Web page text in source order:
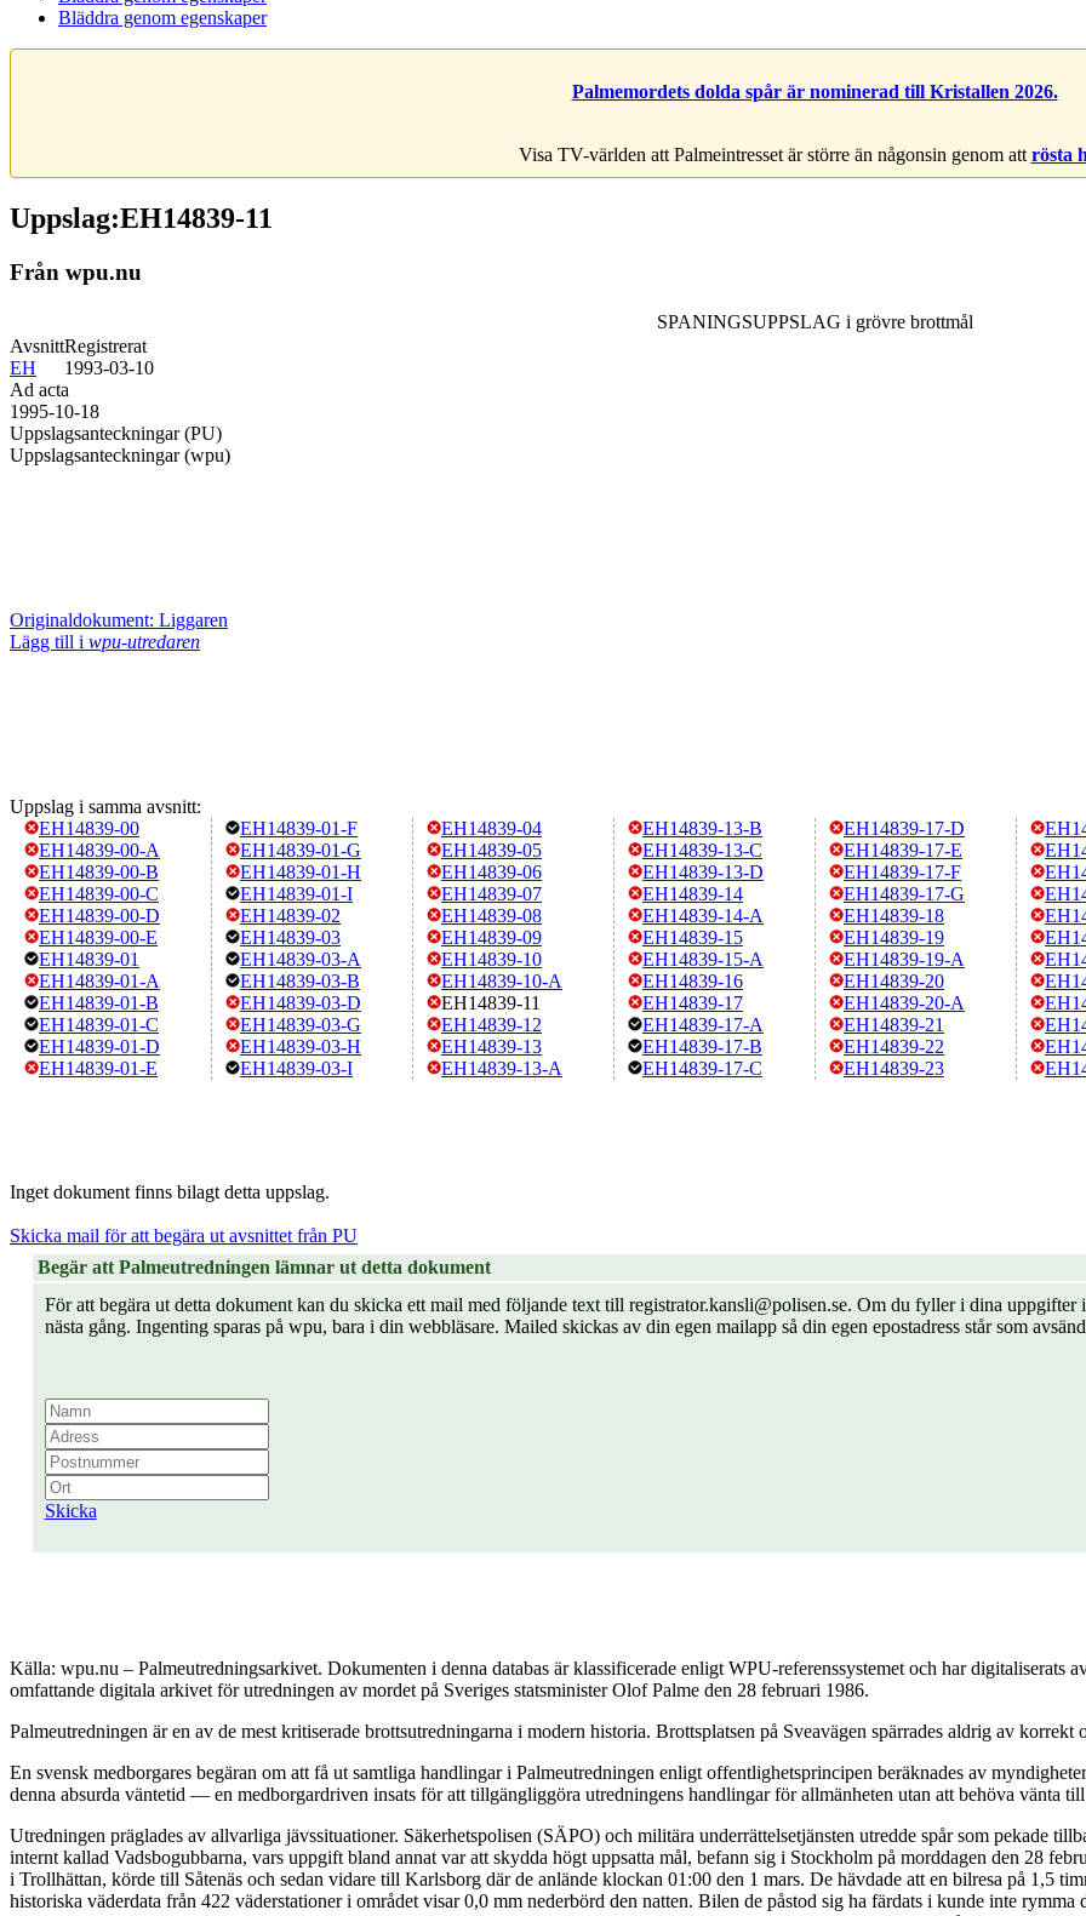
Bläddra genom egenskaper
Palmemordets dolda spår är nominerad till Kristallen 2026.
Visa TV-världen att Palmeintresset är större än någonsin genom att rösta
Uppslag:EH14839-11
Från wpu.nu
SPANINGSUPPSLAG i grövre brottmål
Avsnitt
EH
Registrerat
1993-03-10
Ad acta
1995-10-18
Uppslagsanteckningar (PU)
Uppslagsanteckningar (wpu)
Originaldokument: Liggaren
Lägg till i wpu-utredaren
Uppslag i samma avsnitt:
EH14839-00
EH14839-00-A
EH14839-00-B
EH14839-00-C
EH14839-00-D
EH14839-00-E
EH14839-01
EH14839-01-A
EH14839-01-B
EH14839-01-C
EH14839-01-D
EH14839-01-E
EH14839-01-F
EH14839-01-G
EH14839-01-H
EH14839-01-I
EH14839-02
EH14839-03
EH14839-03-A
EH14839-03-B
EH14839-03-D
EH14839-03-G
EH14839-03-H
EH14839-03-I
EH14839-04
EH14839-05
EH14839-06
EH14839-07
EH14839-08
EH14839-09
EH14839-10
EH14839-10-A
EH14839-11
EH14839-12
EH14839-13
EH14839-13-A
EH14839-13-B
EH14839-13-C
EH14839-13-D
EH14839-14
EH14839-14-A
EH14839-15
EH14839-15-A
EH14839-16
EH14839-17
EH14839-17-A
EH14839-17-B
EH14839-17-C
EH14839-17-D
EH14839-17-E
EH14839-17-F
EH14839-17-G
EH14839-18
EH14839-19
EH14839-19-A
EH14839-20
EH14839-20-A
EH14839-21
EH14839-22
EH14839-23
Inget dokument finns bilagt detta uppslag.
Skicka mail för att begära ut avsnittet från PU
Begär att Palmeutredningen lämnar ut detta dokument
För att begära ut detta dokument kan du skicka ett mail med följande text till registrator.kansli@polisen.se. Om du fyller i dina
nästa gång. Ingenting sparas på wpu, bara i din webbläsare. Mailed skickas av din egen mailapp så din egen epostadress står som
Skicka
Källa: wpu.nu – Palmeutredningsarkivet. Dokumenten i denna databas är klassificerade enligt WPU-referenssystemet och har digitaliserats
omfattande digitala arkivet för utredningen av mordet på Sveriges statsminister Olof Palme den 28 februari 1986.
Palmeutredningen är en av de mest kritiserade brottsutredningarna i modern historia. Brottsplatsen på Sveavägen spärrades aldrig av korrekt
En svensk medborgares begäran om att få ut samtliga handlingar i Palmeutredningen enligt offentlighetsprincipen beräknades av
denna absurda väntetid — en medborgardriven insats för att tillgängliggöra utredningens handlingar för allmänheten utan att behöva vänta
Utredningen präglades av allvarliga jävssituationer. Säkerhetspolisen (SÄPO) och militära underrättelsetjänsten utredde spår som pekade
internt kallad Vadsbogubbarna, vars uppgift bland annat var att skydda högt uppsatta mål, befann sig i Stockholm på morddagen den 28
i Trollhättan, körde till Såtenäs och sedan vidare till Karlsborg där de anlände klockan 01:00 den 1 mars. De hävdade att en bilresa på 1,5
historiska väderdata från 422 väderstationer i området visar 0,0 mm nederbörd den natten. Bilen de påstod sig ha färdats i kunde inte